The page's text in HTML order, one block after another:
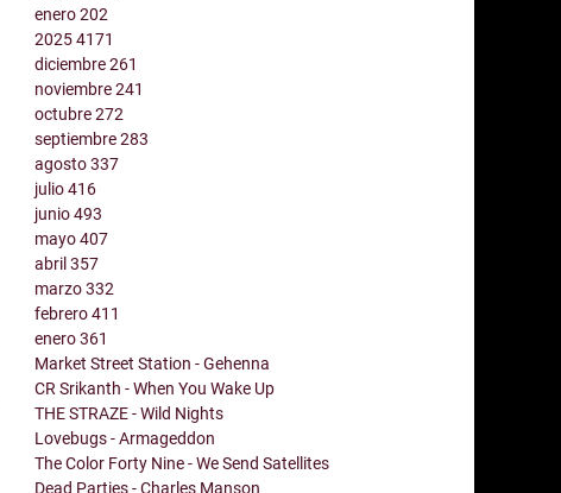
enero202
20254171
diciembre261
noviembre241
octubre272
septiembre283
agosto337
julio416
junio493
mayo407
abril357
marzo332
febrero411
enero361
Market Street Station - Gehenna
CR Srikanth - When You Wake Up
THE STRAZE - Wild Nights
Lovebugs - Armageddon
The Color Forty Nine - We Send Satellites
Dead Parties - Charles Manson